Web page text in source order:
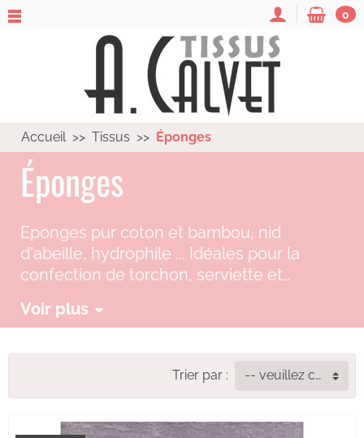
0
Accueil Tissus Éponges
Éponges
Eponges pur coton et bambou, nid
d'abeille, hydrophile ... Idéales pour la
confection de torchon, serviette et
Voir plus
Trier par : -- veuillez choisir --